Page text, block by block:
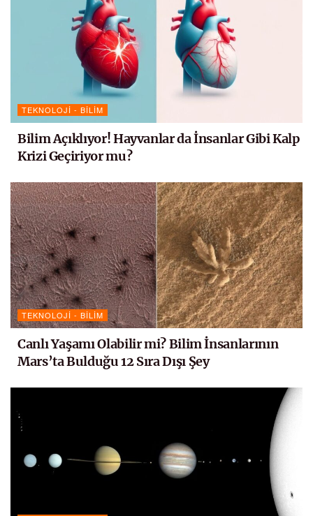
TEKNOLOJI - BILIM
Bilim Açıklıyor! Hayvanlar da İnsanlar Gibi Kalp
Krizi Geçiriyor mu?
TEKNOLOJI - BILIM
Canlı Yaşamı Olabilir mi? Bilim İnsanlarının
Mars’ta Bulduğu 12 Sıra Dışı Şey